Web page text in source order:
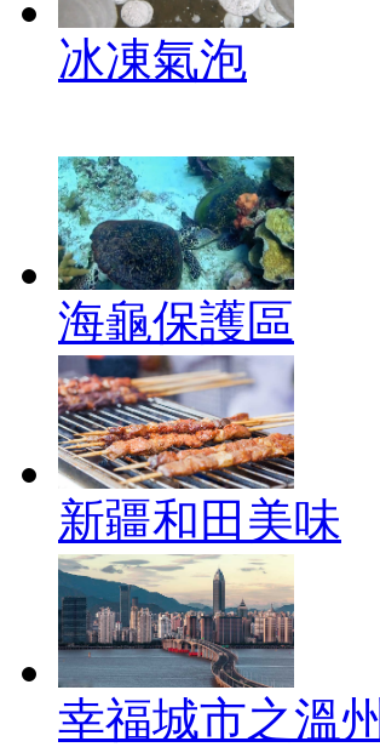
冰凍氣泡
海龜保護區
新疆和田美味
幸福城市之溫州